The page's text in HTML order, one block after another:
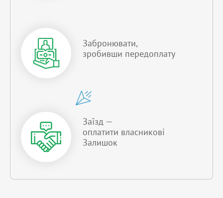
Забронювати,
зробивши передоплату
Заїзд —
оплатити власникові
Залишок